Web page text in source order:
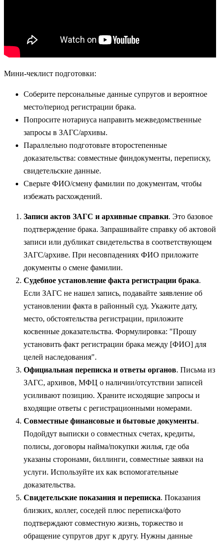
Мини‑чеклист подготовки:
Соберите персональные данные супругов и вероятное
место/период регистрации брака.
Попросите нотариуса направить межведомственные
запросы в ЗАГС/архивы.
Параллельно подготовьте второстепенные
доказательства: совместные финдокументы, переписку,
свидетельские данные.
Сверьте ФИО/смену фамилии по документам, чтобы
избежать расхождений.
Записи актов ЗАГС и архивные справки. Это базовое
подтверждение брака. Запрашивайте справку об актовой
записи или дубликат свидетельства в соответствующем
ЗАГС/архиве. При несовпадениях ФИО приложите
документы о смене фамилии.
Судебное установление факта регистрации брака.
Если ЗАГС не нашел запись, подавайте заявление об
установлении факта в районный суд. Укажите дату,
место, обстоятельства регистрации, приложите
косвенные доказательства. Формулировка: "Прошу
установить факт регистрации брака между [ФИО] для
целей наследования".
Официальная переписка и ответы органов. Письма из
ЗАГС, архивов, МФЦ о наличии/отсутствии записей
усиливают позицию. Храните исходящие запросы и
входящие ответы с регистрационными номерами.
Совместные финансовые и бытовые документы.
Подойдут выписки о совместных счетах, кредиты,
полисы, договоры найма/покупки жилья, где оба
указаны сторонами, биллинги, совместные заявки на
услуги. Используйте их как вспомогательные
доказательства.
Свидетельские показания и переписка. Показания
близких, коллег, соседей плюс переписка/фото
подтверждают совместную жизнь, торжество и
обращение супругов друг к другу. Нужны данные